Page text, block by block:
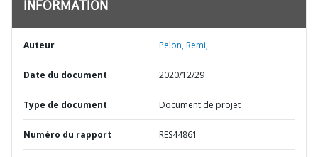
INFORMATION
Auteur Pelon, Remi;
Date du document 2020/12/29
Type de document Document de projet
Numéro du rapport RES44861